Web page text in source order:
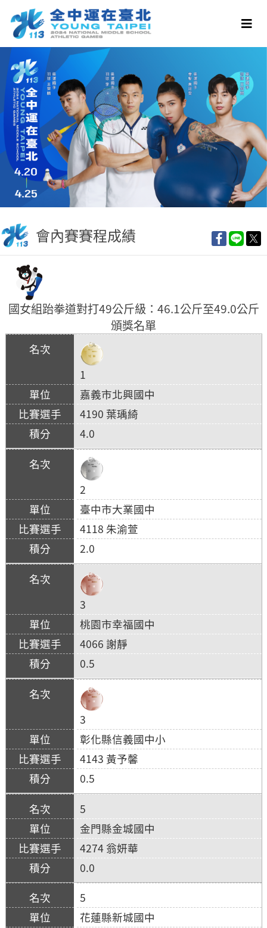
會內賽賽程成績
國女組跆拳道對打49公斤級：46.1公斤至49.0公斤
頒獎名單
1
嘉義市北興國中
4190 葉瑀綺
4.0
2
臺中市大業國中
4118 朱渝萱
2.0
3
桃園市幸福國中
4066 謝靜
0.5
3
彰化縣信義國中小
4143 黃予馨
0.5
5
金門縣金城國中
4274 翁妍華
0.0
5
花蓮縣新城國中